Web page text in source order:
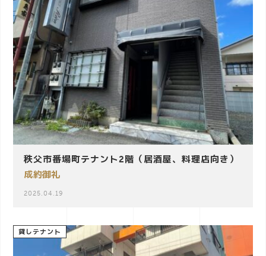
秩父市番場町テナント2階（居酒屋、料理店向き）
成約御礼
2025.04.19
貸しテナント